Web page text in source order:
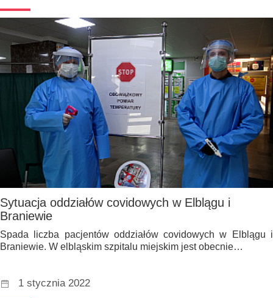
Sytuacja oddziałów covidowych w Elblągu i
Braniewie
Spada liczba pacjentów oddziałów covidowych w Elblągu i
Braniewie. W elbląskim szpitalu miejskim jest obecnie…
1 stycznia 2022